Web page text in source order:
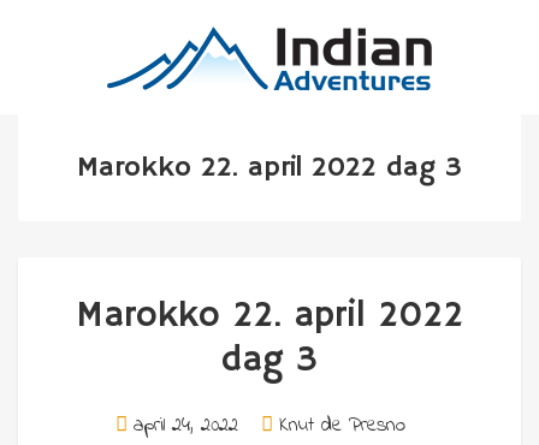
Marokko 22. april 2022 dag 3
Marokko 22. april 2022
dag 3
april 24, 2022
Knut de Presno